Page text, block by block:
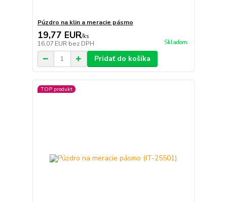
Púzdro na klin a meracie pásmo
19,77 EUR/ks
16,07 EUR bez DPH Skladom
Pridať do košíka
TOP produkt